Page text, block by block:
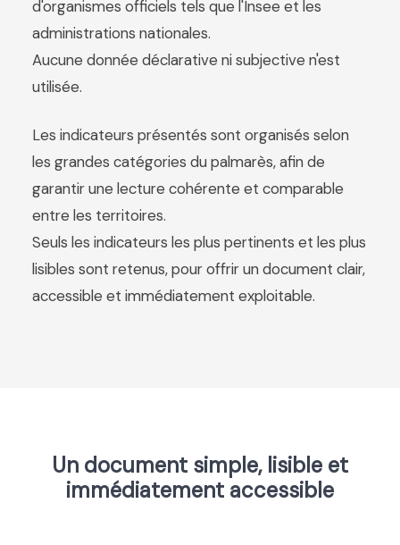
d'organismes officiels tels que l'Insee et les
administrations nationales.
Aucune donnée déclarative ni subjective n'est
utilisée.
Les indicateurs présentés sont organisés selon
les grandes catégories du palmarès, afin de
garantir une lecture cohérente et comparable
entre les territoires.
Seuls les indicateurs les plus pertinents et les plus
lisibles sont retenus, pour offrir un document clair,
accessible et immédiatement exploitable.
Un document simple, lisible et
immédiatement accessible